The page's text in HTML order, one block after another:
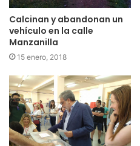
Calcinan y abandonan un
vehículo en la calle
Manzanilla
15 enero, 2018